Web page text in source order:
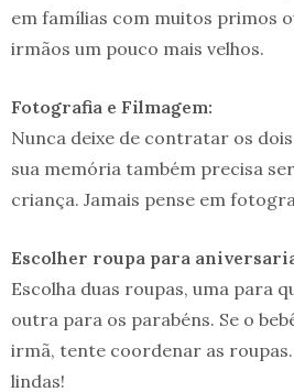
em famílias com muitos primos
irmãos um pouco mais velhos.
Fotografia e Filmagem:
Nunca deixe de contratar os
sua memória também precisa
criança. Jamais pense em
Escolher roupa para
Escolha duas roupas, uma para
outra para os parabéns. Se o
irmã, tente coordenar as
lindas!